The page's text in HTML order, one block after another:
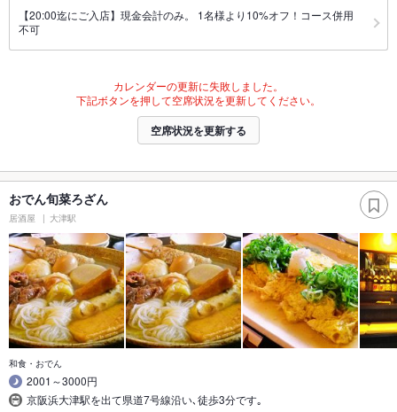
【20:00迄にご入店】現金会計のみ。 1名様より10%オフ！コース併用
不可
カレンダーの更新に失敗しました。
下記ボタンを押して空席状況を更新してください。
空席状況を更新する
おでん旬菜ろざん
居酒屋 大津駅
和食・おでん
2001～3000円
京阪浜大津駅を出て県道7号線沿い､徒歩3分です｡